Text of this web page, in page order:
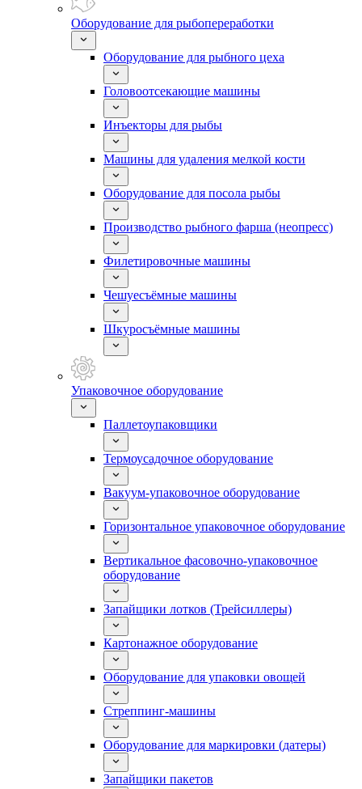
Оборудование для рыбопереработки
Оборудование для рыбного цеха
Головоотсекающие машины
Инъекторы для рыбы
Машины для удаления мелкой кости
Оборудование для посола рыбы
Производство рыбного фарша (неопресс)
Филетировочные машины
Чешуесъёмные машины
Шкуросъёмные машины
Упаковочное оборудование
Паллетоупаковщики
Термоусадочное оборудование
Вакуум-упаковочное оборудование
Горизонтальное упаковочное оборудование
Вертикальное фасовочно-упаковочное
оборудование
Запайщики лотков (Трейсиллеры)
Картонажное оборудование
Оборудование для упаковки овощей
Стреппинг-машины
Оборудование для маркировки (датеры)
Запайщики пакетов